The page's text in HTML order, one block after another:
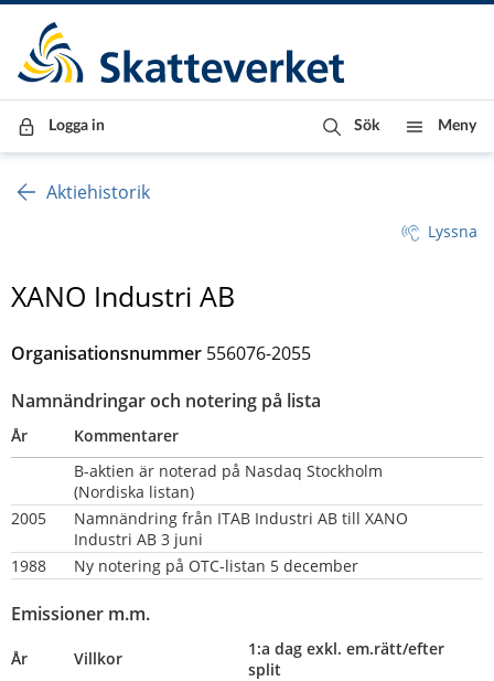
Till innehåll
Till navigationen
Till chattrobot
Logga in Sök Meny
Aktiehistorik
Lyssna
XANO Industri AB
Organisationsnummer 556076-2055
Namnändringar och notering på lista
År
Kommentarer
B-aktien är noterad på Nasdaq Stockholm
(Nordiska listan)
2005
Namnändring från ITAB Industri AB till XANO
Industri AB 3 juni
1988
Ny notering på OTC-listan 5 december
Emissioner m.m.
År Villkor
1:a dag exkl. em.rätt/efter
split